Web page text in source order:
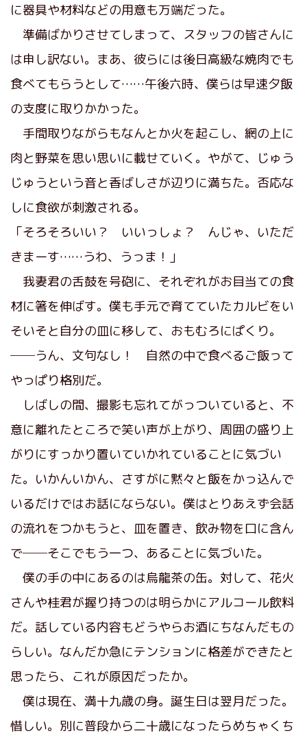
に器具や材料などの用意も万端だった。
準備ばかりさせてしまって、スタッフの皆さんに
は申し訳ない。まあ、彼らには後日高級な焼肉でも
食べてもらうとして……午後六時、僕らは早速夕飯
の支度に取りかかった。
手間取りながらもなんとか火を起こし、網の上に
肉と野菜を思い思いに載せていく。やがて、じゅう
じゅうという音と香ばしさが辺りに満ちた。否応な
しに食欲が刺激される。
「そろそろいい？ いいっしょ？ んじゃ、いただ
きまーす……うわ、うっま！」
我妻君の舌鼓を号砲に、それぞれがお目当ての食
材に箸を伸ばす。僕も手元で育てていたカルビをい
そいそと自分の皿に移して、おもむろにぱくり。
──うん、文句なし！ 自然の中で食べるご飯って
やっぱり格別だ。
しばしの間、撮影も忘れてがっついていると、不
意に離れたところで笑い声が上がり、周囲の盛り上
がりにすっかり置いていかれていることに気づい
た。いかんいかん、さすがに黙々と飯をかっ込んで
いるだけではお話にならない。僕はとりあえず会話
の流れをつかもうと、皿を置き、飲み物を口に含ん
で──そこでもう一つ、あることに気づいた。
僕の手の中にあるのは烏龍茶の缶。対して、花火
さんや桂君が握り持つのは明らかにアルコール飲料
だ。話している内容もどうやらお酒にちなんだもの
らしい。なんだか急にテンションに格差ができたと
思ったら、これが原因だったか。
僕は現在、満十九歳の身。誕生日は翌月だった。
惜しい。別に普段から二十歳になったらめちゃくち